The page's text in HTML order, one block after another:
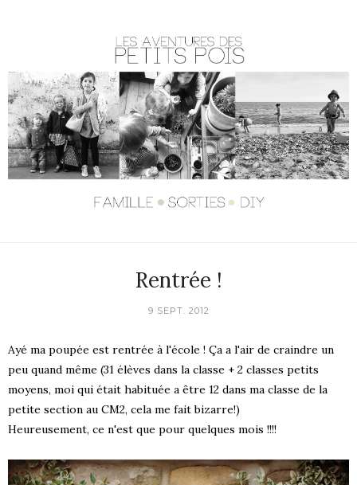
Rentrée !
9 SEPT. 2012
Ayé ma poupée est rentrée à l'école ! Ça a l'air de craindre un
peu quand même (31 élèves dans la classe + 2 classes petits
moyens, moi qui était habituée a être 12 dans ma classe de la
petite section au CM2, cela me fait bizarre!)
Heureusement, ce n'est que pour quelques mois !!!!